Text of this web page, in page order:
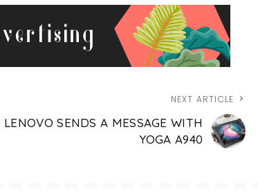
NEXT ARTICLE
LENOVO SENDS A MESSAGE WITH
YOGA A940